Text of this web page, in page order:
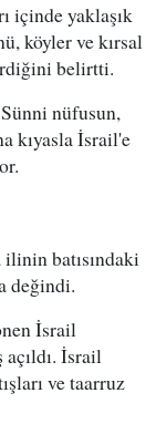
içinde yaklaşık
köyler ve kırsal
belirtti.
nüfusun,
kıyasla İsrail'e
batısındaki
değindi.
İsrail
açıldı. İsrail
ve taarruz